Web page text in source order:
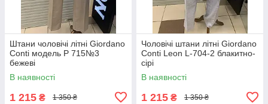
Штани чоловічі літні Giordano
Conti модель Р 715№3
бежевi
В наявності
1 215 ₴ 1 350 ₴
Чоловічі штани літні Giordano
Conti Leon L-704-2 блакитно-
сірі
В наявності
1 215 ₴ 1 350 ₴